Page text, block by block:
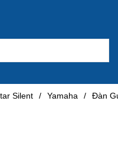
Silent / Yamaha / Đàn